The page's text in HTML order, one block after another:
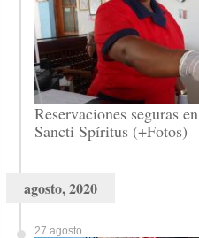
Reservaciones seguras
Sancti Spíritus (+Fotos)
agosto, 2020
27 agosto